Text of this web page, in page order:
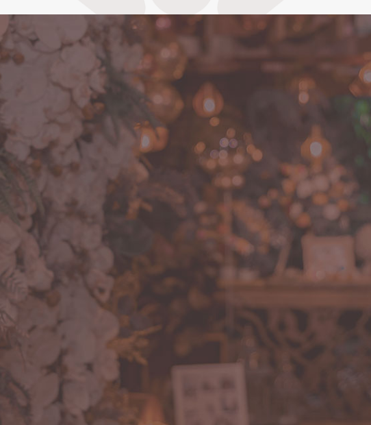
O Recanto
Estrutura
Contato
Materiais Ricos
Recanto dos Sonhos | 2026
Desenvolvido por Incandescente